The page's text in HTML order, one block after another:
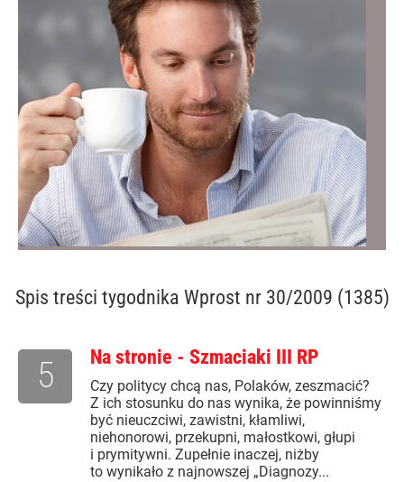
Spis treści tygodnika Wprost nr 30/2009 (1385)
Na stronie - Szmaciaki III RP
Czy politycy chcą nas, Polaków, zeszmacić?
Z ich stosunku do nas wynika, że powinniśmy
być nieuczciwi, zawistni, kłamliwi,
niehonorowi, przekupni, małostkowi, głupi
i prymitywni. Zupełnie inaczej, niżby
to wynikało z najnowszej „Diagnozy...
5